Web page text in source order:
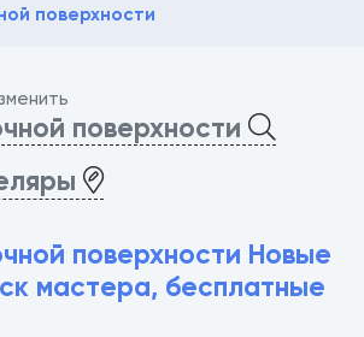
поверхности
поверхности
поверхности Новые
мастера, бесплатные